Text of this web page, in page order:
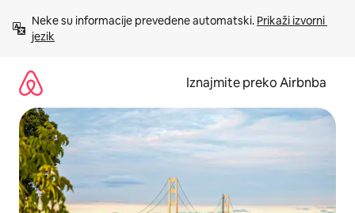
sadržaj
Neke su informacije prevedene automatski. Prikaži izvorni
jezik
Iznajmite preko Airbnba